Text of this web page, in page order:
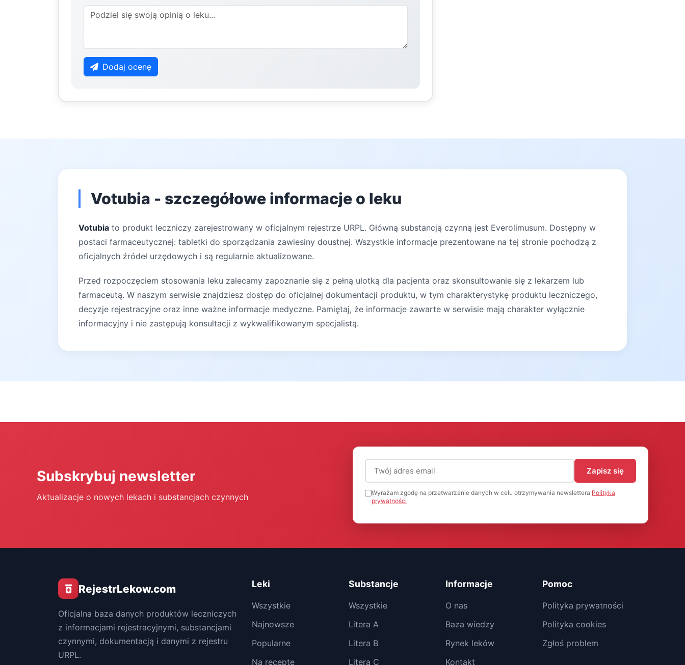
Dodaj ocenę
Votubia - szczegółowe informacje o leku
Votubia to produkt leczniczy zarejestrowany w oficjalnym rejestrze URPL. Główną substancją czynną jest Everolimusum. Dostępny w
postaci farmaceutycznej: tabletki do sporządzania zawiesiny doustnej. Wszystkie informacje prezentowane na tej stronie pochodzą z
oficjalnych źródeł urzędowych i są regularnie aktualizowane.
Przed rozpoczęciem stosowania leku zalecamy zapoznanie się z pełną ulotką dla pacjenta oraz skonsultowanie się z lekarzem lub
farmaceutą. W naszym serwisie znajdziesz dostęp do oficjalnej dokumentacji produktu, w tym charakterystykę produktu leczniczego,
decyzje rejestracyjne oraz inne ważne informacje medyczne. Pamiętaj, że informacje zawarte w serwisie mają charakter wyłącznie
informacyjny i nie zastępują konsultacji z wykwalifikowanym specjalistą.
Subskrybuj newsletter
Aktualizacje o nowych lekach i substancjach czynnych
Adres email (wymagany)
Zapisz się
Wyrażam zgodę na przetwarzanie danych w celu otrzymywania newslettera Polityka
prywatności
RejestrLekow.com
Oficjalna baza danych produktów leczniczych
z informacjami rejestracyjnymi, substancjami
czynnymi, dokumentacją i danymi z rejestru
URPL.
Leki
Wszystkie
Najnowsze
Popularne
Na receptę
Substancje
Wszystkie
Litera A
Litera B
Litera C
Informacje
O nas
Baza wiedzy
Rynek leków
Kontakt
Pomoc
Polityka prywatności
Polityka cookies
Zgłoś problem